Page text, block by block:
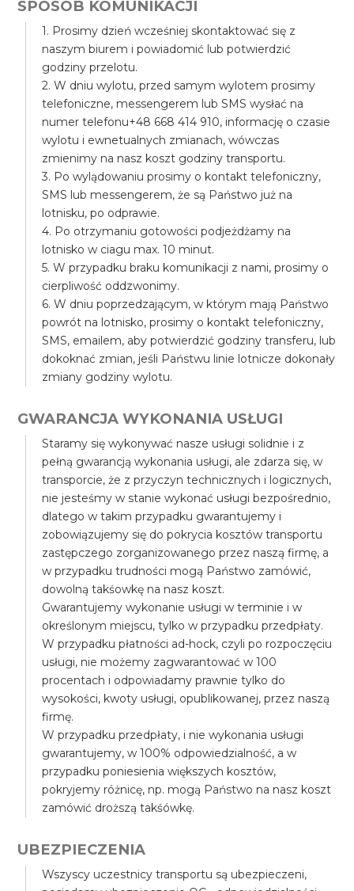
SPOSÓB KOMUNIKACJI
1. Prosimy dzień wcześniej skontaktować się z
naszym biurem i powiadomić lub potwierdzić
godziny przelotu.
2. W dniu wylotu, przed samym wylotem prosimy
telefoniczne, messengerem lub SMS wysłać na
numer telefonu+48 668 414 910, informację o czasie
wylotu i ewnetualnych zmianach, wówczas
zmienimy na nasz koszt godziny transportu.
3. Po wylądowaniu prosimy o kontakt telefoniczny,
SMS lub messengerem, że są Państwo już na
lotnisku, po odprawie.
4. Po otrzymaniu gotowości podjeżdżamy na
lotnisko w ciagu max. 10 minut.
5. W przypadku braku komunikacji z nami, prosimy o
cierpliwość oddzwonimy.
6. W dniu poprzedzającym, w którym mają Państwo
powrót na lotnisko, prosimy o kontakt telefoniczny,
SMS, emailem, aby potwierdzić godziny transferu, lub
dokoknać zmian, jeśli Państwu linie lotnicze dokonały
zmiany godziny wylotu.
GWARANCJA WYKONANIA USŁUGI
Staramy się wykonywać nasze usługi solidnie i z
pełną gwarancją wykonania usługi, ale zdarza się, w
transporcie, że z przyczyn technicznych i logicznych,
nie jesteśmy w stanie wykonać usługi bezpośrednio,
dlatego w takim przypadku gwarantujemy i
zobowiązujemy się do pokrycia kosztów transportu
zastępczego zorganizowanego przez naszą firmę, a
w przypadku trudności mogą Państwo zamówić,
dowolną takśowkę na nasz koszt.
Gwarantujemy wykonanie usługi w terminie i w
określonym miejscu, tylko w przypadku przedpłaty.
W przypadku płatności ad-hock, czyli po rozpoczęciu
usługi, nie możemy zagwarantować w 100
procentach i odpowiadamy prawnie tylko do
wysokości, kwoty usługi, opublikowanej, przez naszą
firmę.
W przypadku przedpłaty, i nie wykonania usługi
gwarantujemy, w 100% odpowiedzialność, a w
przypadku poniesienia większych kosztów,
pokryjemy różnicę, np. mogą Państwo na nasz koszt
zamówić droższą takśówkę.
UBEZPIECZENIA
Wszyscy uczestnicy transportu są ubezpieczeni,